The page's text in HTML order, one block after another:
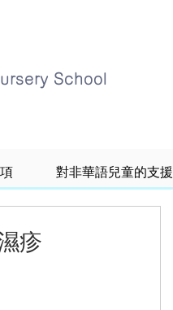
School
對非華語兒童的支援
疹